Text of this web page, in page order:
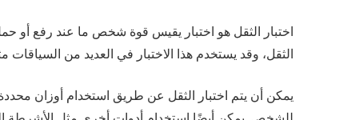
اختبار الثقل هو اختبار يقيس قوة شخص ما عند رفع أو
الثقل، وقد يستخدم هذا الاختبار في العديد من
يمكن أن يتم اختبار الثقل عن طريق استخدام أوزان
electronicdartboardshop
موقع متخصص في معدات التنقيب عن الذهب، يقدم
أدوات وكشف وممرات وأدلة الخبراء لاستكشاف الذهب
الحديث.